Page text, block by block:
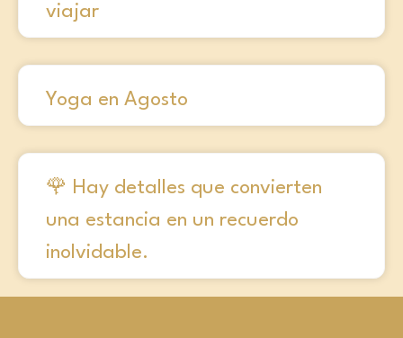
viajar
Yoga en Agosto
🌹 Hay detalles que convierten
una estancia en un recuerdo
inolvidable.